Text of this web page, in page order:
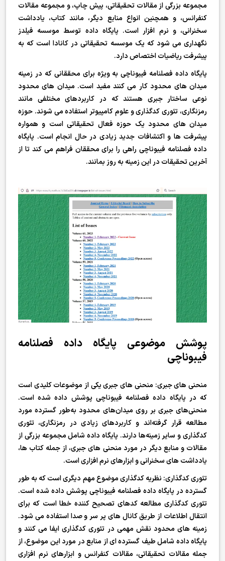
مجموعه بزرگی از مقالات تحقیقاتی، پیش چاپ، و مجموعه مقالات
کنفرانس، و همچنین انواع منابع دیگر، مانند کتاب، یادداشت
سخنرانی، و نرم افزار است. پایگاه داده توسط موسسه فیلدز
نگهداری می شود که یک موسسه تحقیقاتی در کانادا است که به
پیشرفت ریاضیات اختصاص دارد.
پایگاه داده فصلنامه فیبوناچی به ویژه برای محققانی که در زمینه
میدان های محدود کار می کنند مفید است. میدان های محدود
نوعی ساختار جبری هستند که در کاربردهای مختلفی مانند
رمزنگاری، تئوری کدگذاری و علوم کامپیوتر استفاده می شوند. حوزه
میدان های محدود یک حوزه فعال تحقیقاتی است و همواره
پیشرفت ها و اکتشافات جدید زیادی در حال انجام است. پایگاه
داده فصلنامه فیبوناچی راهی را برای محققان فراهم می کند تا از
آخرین تحقیقات در این زمینه به روز بمانند.
پوشش موضوعی پایگاه داده فصلنامه
فیبوناچی
منحنی های جبری: منحنی های جبری یکی از موضوعات کلیدی است
که در پایگاه داده فصلنامه فیبوناچی پوشش داده شده است.
منحنی‌های جبری بر روی میدان‌های محدود به‌طور گسترده مورد
مطالعه قرار گرفته‌اند و کاربردهای زیادی در رمزنگاری، تئوری
کدگذاری و سایر زمینه‌ها دارند. پایگاه داده شامل مجموعه بزرگی از
مقالات و منابع دیگر در مورد منحنی های جبری، از جمله کتاب ها،
یادداشت های سخنرانی و ابزارهای نرم افزاری است.
تئوری کدگذاری: نظریه کدگذاری موضوع مهم دیگری است که به طور
گسترده در پایگاه داده فصلنامه فیبوناچی پوشش داده شده است.
تئوری کدگذاری مطالعه کدهای تصحیح کننده خطا است که برای
انتقال اطلاعات از طریق کانال های پر سر و صدا استفاده می شود.
زمینه های محدود نقش مهمی در تئوری کدگذاری ایفا می کنند و
پایگاه داده شامل طیف گسترده ای از منابع در مورد این موضوع، از
جمله مقالات تحقیقاتی، مقالات کنفرانس و ابزارهای نرم افزاری